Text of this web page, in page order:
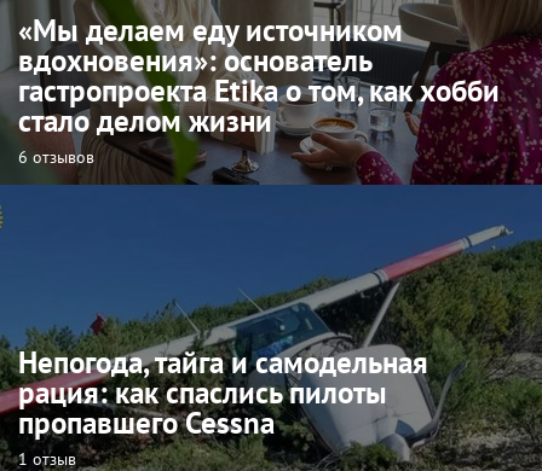
«Мы делаем еду источником
вдохновения»: основатель
гастропроекта Etika о том, как хобби
стало делом жизни
6 отзывов
Непогода, тайга и самодельная
рация: как спаслись пилоты
пропавшего Cessna
1 отзыв